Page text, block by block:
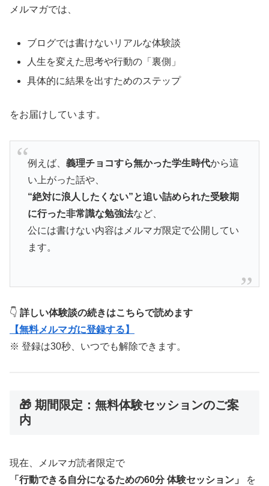
メルマガでは、
ブログでは書けないリアルな体験談
人生を変えた思考や行動の「裏側」
具体的に結果を出すためのステップ
をお届けしています。
例えば、 義理チョコすら無かった学生時代から這
い上がった話や、
“絶対に浪人したくない”と追い詰められた受験期
に行った非常識な勉強法など、
公には書けない内容はメルマガ限定で公開してい
ます。
👇 詳しい体験談の続きはこちらで読めます
【無料メルマガに登録する】
※ 登録は30秒、いつでも解除できます。
🎁 期間限定：無料体験セッションのご案
内
現在、メルマガ読者限定で
「行動できる自分になるための60分 体験セッション」
を